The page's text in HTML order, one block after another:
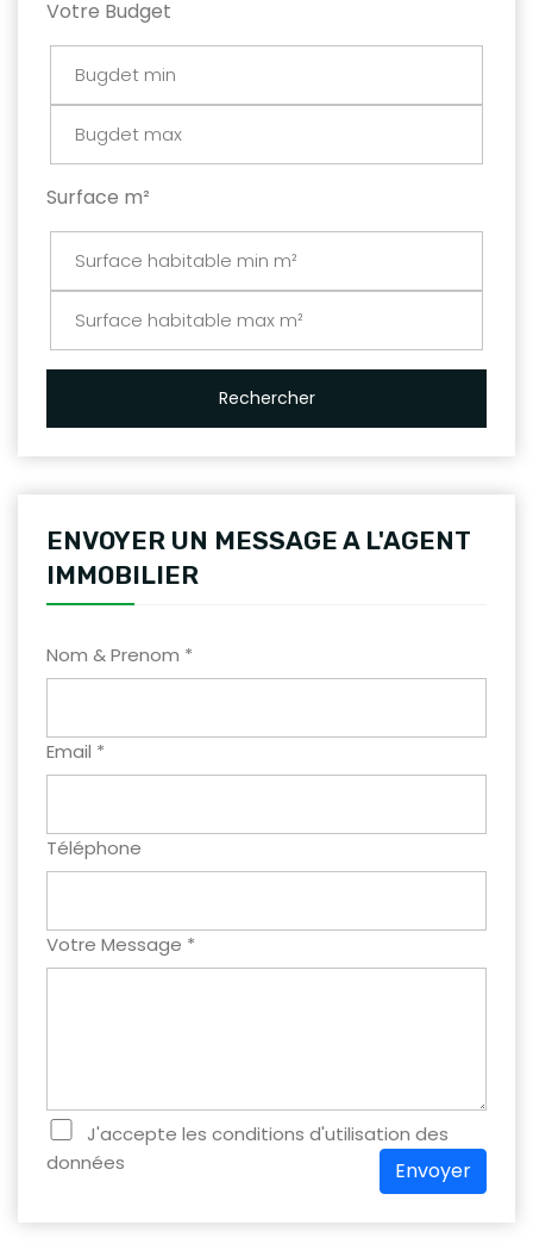
Votre Budget
Surface m²
Rechercher
ENVOYER UN MESSAGE A L'AGENT
IMMOBILIER
Nom & Prenom *
Email *
Téléphone
Votre Message *
J'accepte les conditions d'utilisation des
données
Envoyer